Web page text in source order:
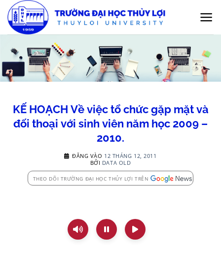
qua
nội
KẾ HOẠCH Về việc tổ chức gặp mặt và
đối thoại với sinh viên năm học 2009 –
2010.
ĐĂNG VÀO 12 THÁNG 12, 2011
BỞI DATA OLD
THEO DÕI TRƯỜNG ĐẠI HỌC THỦY LỢI TRÊN